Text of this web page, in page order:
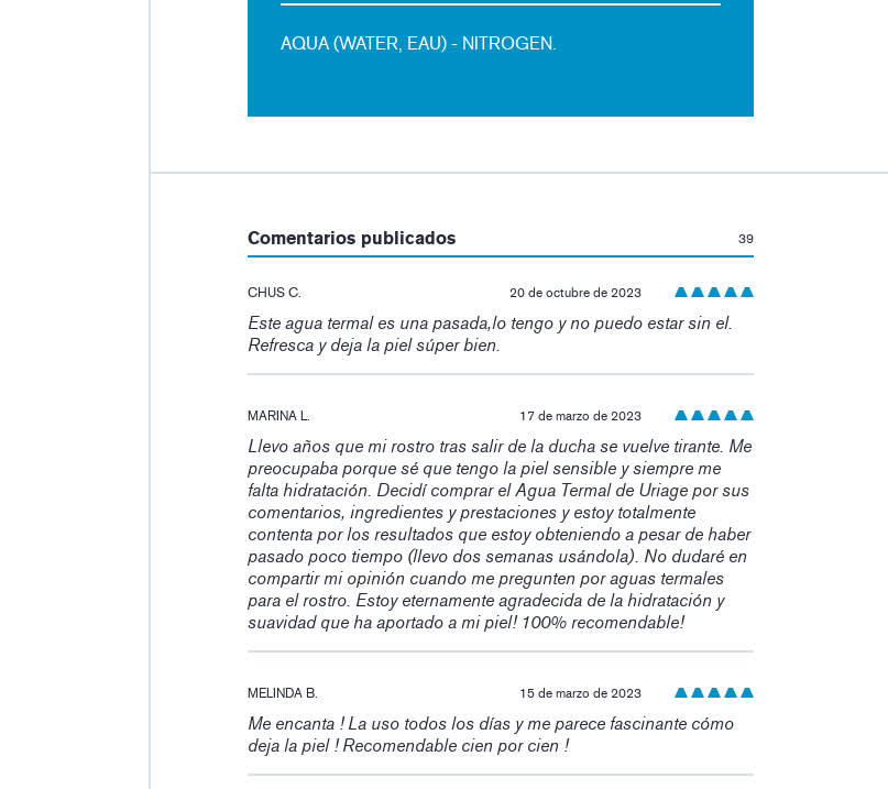
AQUA (WATER, EAU) - NITROGEN.
Comentarios publicados: 39
CHUS C. 20 de octubre de 2023
Este agua termal es una pasada,lo tengo y no puedo estar sin el.
Refresca y deja la piel súper bien.
MARINA L. 17 de marzo de 2023
Llevo años que mi rostro tras salir de la ducha se vuelve tirante. Me
preocupaba porque sé que tengo la piel sensible y siempre me
falta hidratación. Decidí comprar el Agua Termal de Uriage por sus
comentarios, ingredientes y prestaciones y estoy totalmente
contenta por los resultados que estoy obteniendo a pesar de haber
pasado poco tiempo (llevo dos semanas usándola). No dudaré en
compartir mi opinión cuando me pregunten por aguas termales
para el rostro. Estoy eternamente agradecida de la hidratación y
suavidad que ha aportado a mi piel! 100% recomendable!
MELINDA B. 15 de marzo de 2023
Me encanta ! La uso todos los días y me parece fascinante cómo
deja la piel ! Recomendable cien por cien !